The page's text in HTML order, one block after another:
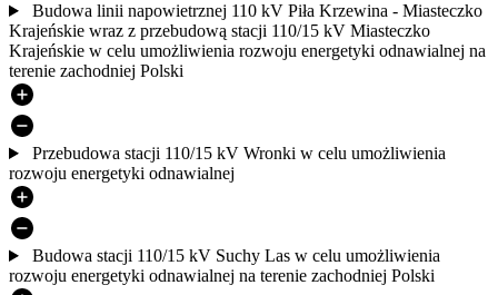
Budowa linii napowietrznej 110 kV Piła Krzewina - Miasteczko
Krajeńskie wraz z przebudową stacji 110/15 kV Miasteczko
Krajeńskie w celu umożliwienia rozwoju energetyki odnawialnej na
terenie zachodniej Polski
Przebudowa stacji 110/15 kV Wronki w celu umożliwienia
rozwoju energetyki odnawialnej
Budowa stacji 110/15 kV Suchy Las w celu umożliwienia
rozwoju energetyki odnawialnej na terenie zachodniej Polski